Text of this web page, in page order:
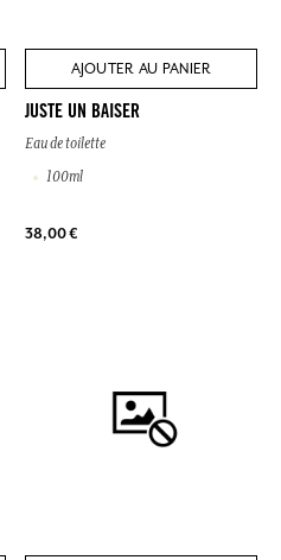
AJOUTER AU PANIER
JUSTE UN BAISER
Eau de toilette
100ml
38,00 €